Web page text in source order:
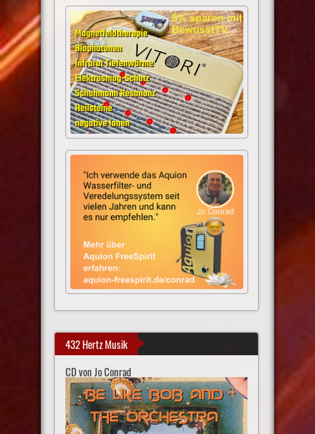
432 Hertz Musik
CD von Jo Conrad